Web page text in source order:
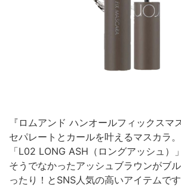
『ロムアンド ハンオールフィックスマ
セパレートとカールを叶えるマスカラ。
「L02 LONG ASH（ロングアッシュ）
そうでなかったアッシュブラウンがブ
ったり！とSNS人気の高いアイテムです